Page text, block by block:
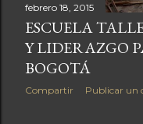
febrero 18, 2015
ESCUELA
Y LIDERAZGO
BOGOTÁ
Compartir Publicar un